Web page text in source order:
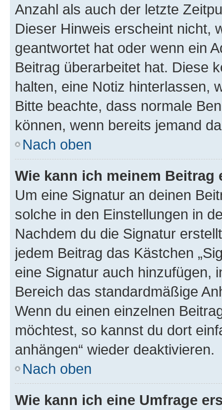
Anzahl als auch der letzte
Dieser Hinweis erscheint nicht,
geantwortet hat oder wenn ein
Beitrag überarbeitet hat. Diese
halten, eine Notiz hinterlassen,
Bitte beachte, dass normale
können, wenn bereits jemand
Nach oben
Wie kann ich meinem
Um eine Signatur an deinen
solche in den Einstellungen in
Nachdem du die Signatur
jedem Beitrag das Kästchen
eine Signatur auch hinzufügen,
Bereich das standardmäßige
Wenn du einen einzelnen
möchtest, so kannst du dort
anhängen“ wieder deaktivieren.
Nach oben
Wie kann ich eine Umfrage